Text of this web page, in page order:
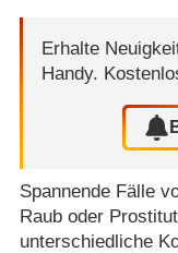
Erhalte
Handy.
Spannende Fälle
Raub oder
unterschiedliche